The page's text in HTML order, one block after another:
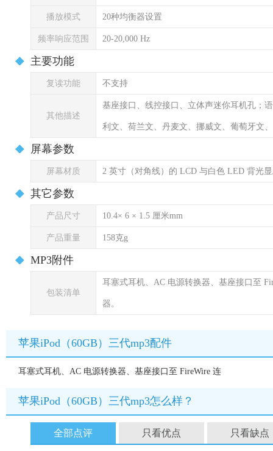
播放模式 20种均衡器设置
频率响应范围 20-20,000 Hz
主要功能
复读功能 不支持
其他描述
基座接口、线控接口、立体声迷你耳机孔；
利文、荷兰文、丹麦文、挪威文、葡萄牙文
屏幕参数
屏幕材质 2 英寸（对角线）的 LCD 与白色 LED 背光
其它参数
产品尺寸 10.4× 6 × 1.5 厘米mm
产品重量 158克g
MP3附件
包装清单
耳塞式耳机、AC 电源转换器、基座接口至
器。
苹果iPod（60GB）三代mp3配件
耳塞式耳机、AC 电源转换器、基座接口至 FireWire 连
苹果iPod（60GB）三代mp3怎么样？
全部点评 只看优点 只看缺点